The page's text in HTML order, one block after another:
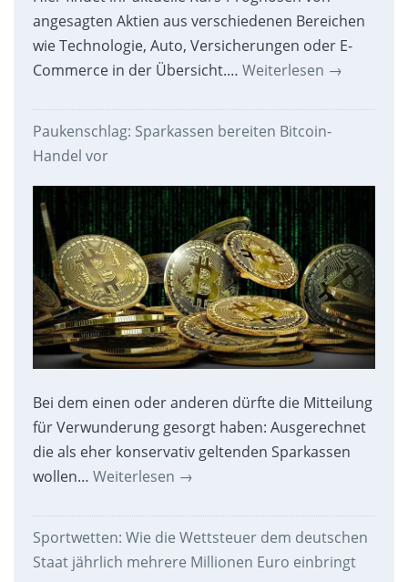
angesagten Aktien aus verschiedenen Bereichen
wie Technologie, Auto, Versicherungen oder E-
Commerce in der Übersicht.… Weiterlesen →
Paukenschlag: Sparkassen bereiten Bitcoin-
Handel vor
Bei dem einen oder anderen dürfte die Mitteilung
für Verwunderung gesorgt haben: Ausgerechnet
die als eher konservativ geltenden Sparkassen
wollen… Weiterlesen →
Sportwetten: Wie die Wettsteuer dem deutschen
Staat jährlich mehrere Millionen Euro einbringt